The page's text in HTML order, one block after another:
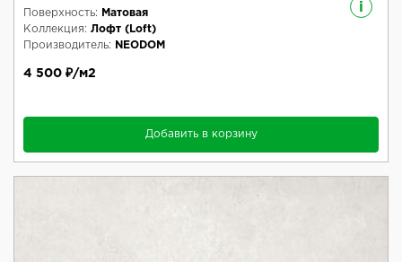
i
Поверхность:
Матовая
Коллекция: Лофт (Loft)
Производитель:
NEODOM
4 500 ₽/м2
Добавить в корзину